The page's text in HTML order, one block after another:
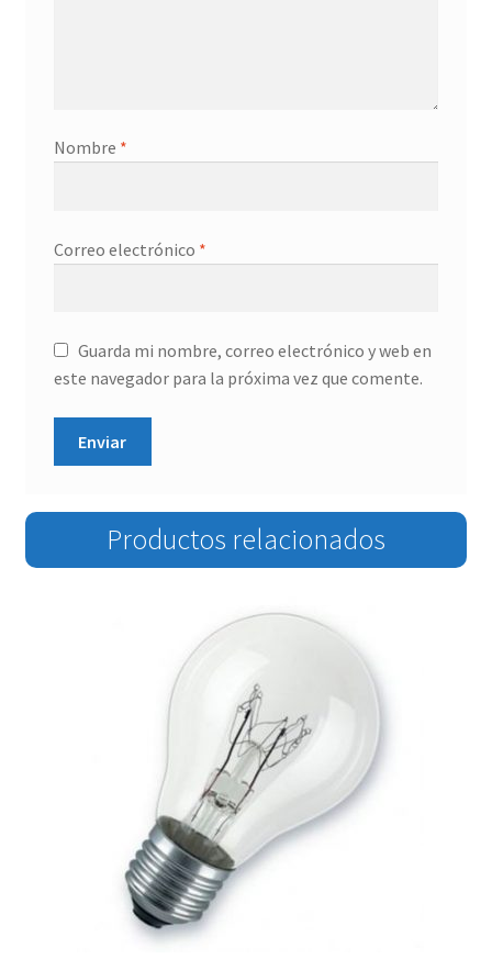
Nombre *
Correo electrónico *
Guarda mi nombre, correo electrónico y web en
este navegador para la próxima vez que comente.
Productos relacionados